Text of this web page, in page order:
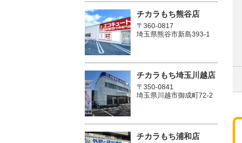
チカラもち熊谷店
〒360-0817
埼玉県熊谷市新島393-1
チカラもち埼玉川越店
〒350-0841
埼玉県川越市御成町72-2
チカラもち浦和店